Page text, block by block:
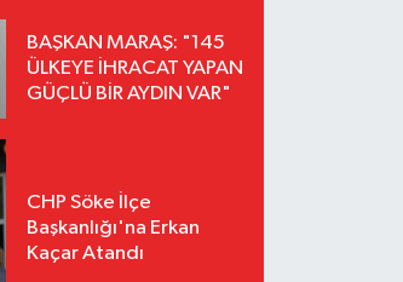
BAŞKAN MARAŞ: "145
ÜLKEYE İHRACAT YAPAN
GÜÇLÜ BİR AYDIN VAR"
CHP Söke İlçe
Başkanlığı'na Erkan
Kaçar Atandı